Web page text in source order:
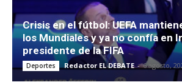
Crisis en el fútbol: UEFA
los Mundiales y ya no confía en
presidente de la FIFA
Deportes Redactor EL DEBATE - 6 agosto,